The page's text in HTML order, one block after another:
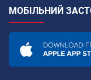
МОБІЛЬНИЙ